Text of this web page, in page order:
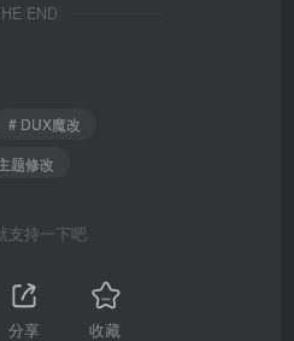
END
# DUX魔改
题修改
支持一下吧
分享 收藏